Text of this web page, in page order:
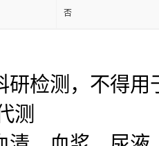
测
清，血浆，尿
供应
虫ELISA试剂盒
试剂